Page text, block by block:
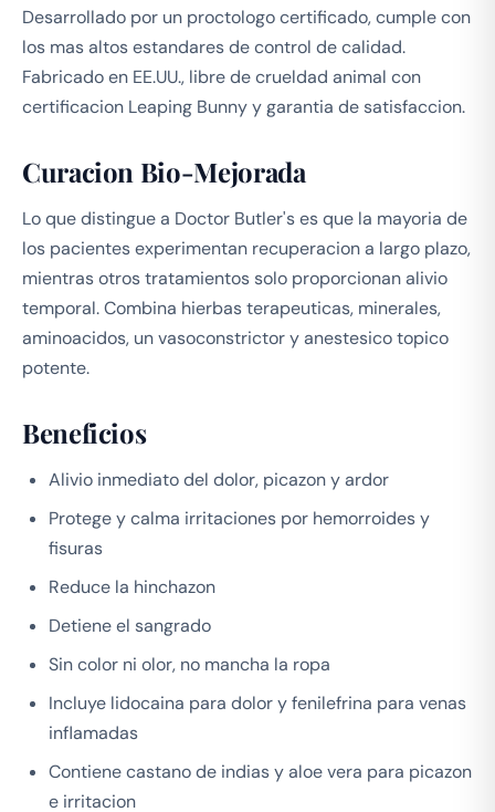
Desarrollado por un proctologo certificado, cumple con
los mas altos estandares de control de calidad.
Fabricado en EE.UU., libre de crueldad animal con
certificacion Leaping Bunny y garantia de satisfaccion.
Curacion Bio-Mejorada
Lo que distingue a Doctor Butler's es que la mayoria de
los pacientes experimentan recuperacion a largo plazo,
mientras otros tratamientos solo proporcionan alivio
temporal. Combina hierbas terapeuticas, minerales,
aminoacidos, un vasoconstrictor y anestesico topico
potente.
Beneficios
Alivio inmediato del dolor, picazon y ardor
Protege y calma irritaciones por hemorroides y
fisuras
Reduce la hinchazon
Detiene el sangrado
Sin color ni olor, no mancha la ropa
Incluye lidocaina para dolor y fenilefrina para venas
inflamadas
Contiene castano de indias y aloe vera para picazon
e irritacion